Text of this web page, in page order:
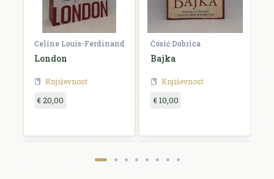
Celine Louis-Ferdinand
London
Književnost
€ 20,00
Ćosić Dobrica
Bajka
Književnost
€ 10,00